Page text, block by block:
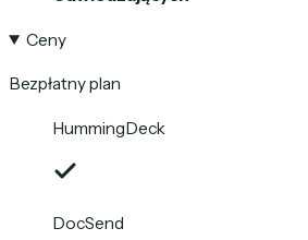
Ceny
Bezpłatny plan
HummingDeck
DocSend